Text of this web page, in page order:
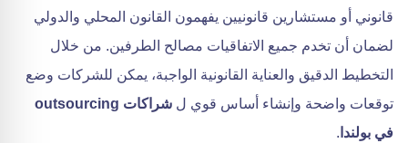
قانوني أو مستشارين قانونيين يفهمون القانون المحلي والدولي
لضمان أن تخدم جميع الاتفاقيات مصالح الطرفين. من خلال
التخطيط الدقيق والعناية القانونية الواجبة، يمكن للشركات وضع
توقعات واضحة وإنشاء أساس قوي ل
شراكات outsourcing
في بولندا .